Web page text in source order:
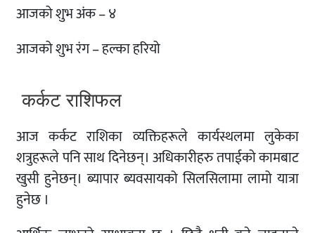
आजको शुभ अंक – ४
आजको शुभ रंग – हल्का हरियो
कर्कट राशिफल
आज कर्कट राशिका व्यक्तिहरूले कार्यस्थलमा लुकेका
शत्रुहरूले पनि साथ दिनेछन्। अधिकारीहरु तपाईको कामबाट
खुसी हुनेछन्। ब्यापार ब्यवसायको सिलसिलामा लामो यात्रा
हुनेछ ।